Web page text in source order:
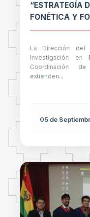
“ESTRATEGÍA
FONÉTICA Y
PARA EL
FORMACIÓN
CASO:
GESTIÓN 2022”
La Dirección del
Investigación en
Coordinación
extienden...
05 de